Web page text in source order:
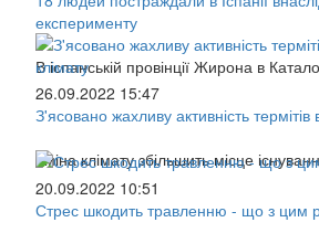
експерименту
В іспанській провінції Жирона в
26.09.2022 15:47
З'ясовано жахливу активність термітів
Зміна клімату збільшить місце
20.09.2022 10:51
Стрес шкодить травленню - що з цим